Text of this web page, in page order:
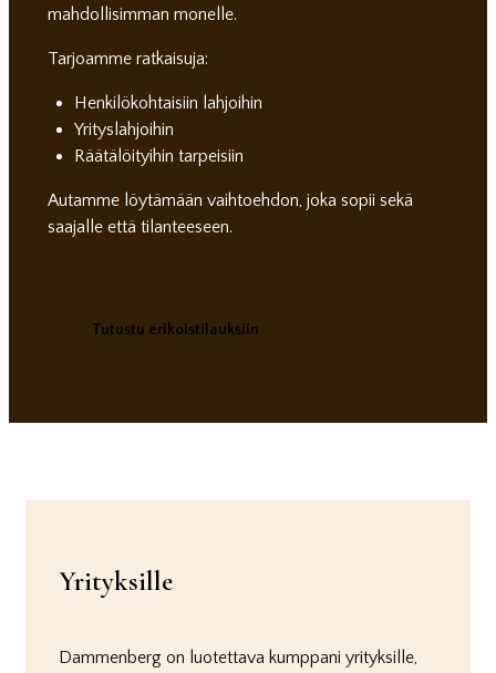
mahdollisimman monelle.
Tarjoamme ratkaisuja:
Henkilökohtaisiin lahjoihin
Yrityslahjoihin
Räätälöityihin tarpeisiin
Autamme löytämään vaihtoehdon, joka sopii sekä
saajalle että tilanteeseen.
Tutustu erikoistilauksiin
Yrityksille
Dammenberg on luotettava kumppani yrityksille,